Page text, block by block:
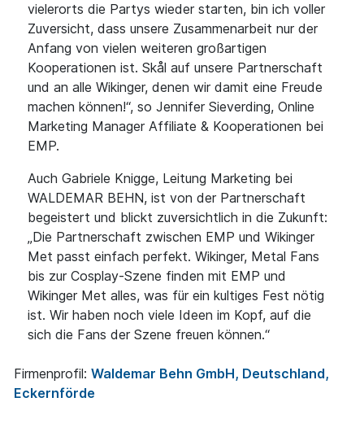
vielerorts die Partys wieder starten, bin ich voller
Zuversicht, dass unsere Zusammenarbeit nur der
Anfang von vielen weiteren großartigen
Kooperationen ist. Skål auf unsere Partnerschaft
und an alle Wikinger, denen wir damit eine Freude
machen können!“, so Jennifer Sieverding, Online
Marketing Manager Affiliate & Kooperationen bei
EMP.
Auch Gabriele Knigge, Leitung Marketing bei
WALDEMAR BEHN, ist von der Partnerschaft
begeistert und blickt zuversichtlich in die Zukunft:
„Die Partnerschaft zwischen EMP und Wikinger
Met passt einfach perfekt. Wikinger, Metal Fans
bis zur Cosplay-Szene finden mit EMP und
Wikinger Met alles, was für ein kultiges Fest nötig
ist. Wir haben noch viele Ideen im Kopf, auf die
sich die Fans der Szene freuen können.“
Firmenprofil: Waldemar Behn GmbH, Deutschland,
Eckernförde